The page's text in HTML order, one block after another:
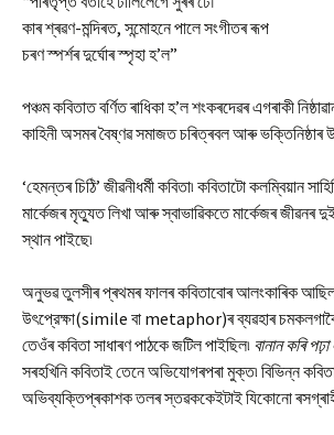
কাৰ শ্ৰৱণ-মন্দিৰত, সন্মোহনে পালে সংগীতৰ ৰূপ
চৰণ স্পৰ্শৰ দুৰ্ঘোৰ স্পৃহা হ’ল”
পঞ্চম কবিতাত বৰ্ণিত ৰাধিকা হ’ল শংকৰদেৱৰ এগৰাকী
কাহিনী অসমৰ বৈষ্ণৱ সমাজত চৰিত্ৰবল আৰু ভক্তিনিষ্ঠাৰ
‘হেমন্তৰ চিঠি’ জীৱনীধৰ্মী কবিতা৷ কবিতাটো কলম্বিয়ান
মাৰ্কেজৰ মৃত্যুত লিখা আৰু স্বাভাৱিকতে মাৰ্কেজৰ জীৱনৰ
স্থান পাইছে৷
অনুভৱ তুলসীৰ প্ৰথমৰ ফালৰ কবিতাবোৰ আলংকাৰিক
উৎপ্রেক্ষা(simile বা metaphor)ৰ ব্যৱহাৰ চমকলগাকৈ
তেওঁৰ কবিতা সাধাৰণ পাঠকে জটিল পাইছিল৷ বানান কৰি
সৰহখিনি কবিতাই তেনে অভিযোগৰপৰা মুক্ত৷ বিভিন্ন
অভিব্যক্তিপ্ৰকাশক তলৰ স্তৱককেইটাই যিকোনো ৰসগ্ৰাহী